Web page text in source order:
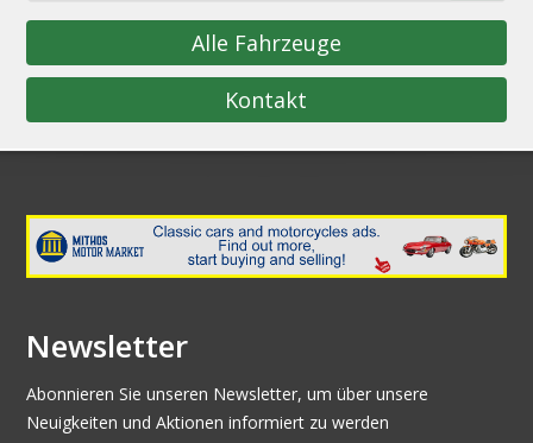
Alle Fahrzeuge
Kontakt
Newsletter
Abonnieren Sie unseren Newsletter, um über unsere
Neuigkeiten und Aktionen informiert zu werden